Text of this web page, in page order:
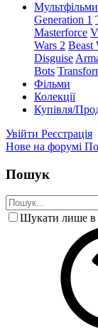
Мультфільми
Generation 1
Masterforce
Wars 2 Beast
Disguise
Bots
Фільми
Колекції
Купівля/
Увійти Реєстрація
Нове на форумі
Пошук
Шукати лише в